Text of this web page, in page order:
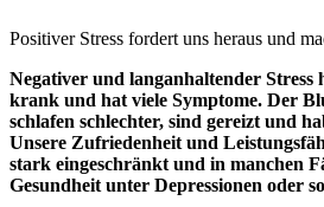
Positiver Stress fordert uns heraus und
Negativer und langanhaltender Stress
krank und hat viele Symptome. Der
schlafen schlechter, sind gereizt und
Unsere Zufriedenheit und
stark eingeschränkt und in manchen
Gesundheit unter Depressionen oder